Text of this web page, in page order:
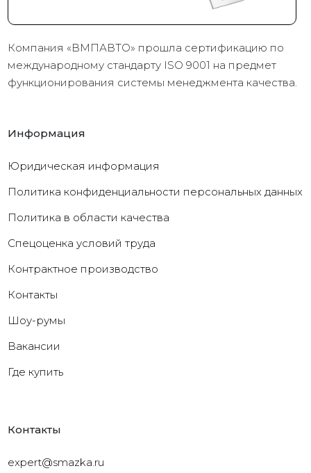
Компания «ВМПАВТО» прошла сертификацию по
международному стандарту ISO 9001 на предмет
функционирования системы менеджмента качества.
Информация
Юридическая информация
Политика конфиденциальности персональных данных
Политика в области качества
Cпецоценка условий труда
Контрактное производство
Контакты
Шоу-румы
Вакансии
Где купить
Контакты
expert@smazka.ru